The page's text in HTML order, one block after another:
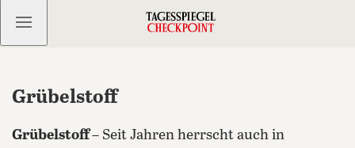
Kostenlos anmelden
Grübelstoff
Grübelstoff– Seit Jahren herrscht auch in